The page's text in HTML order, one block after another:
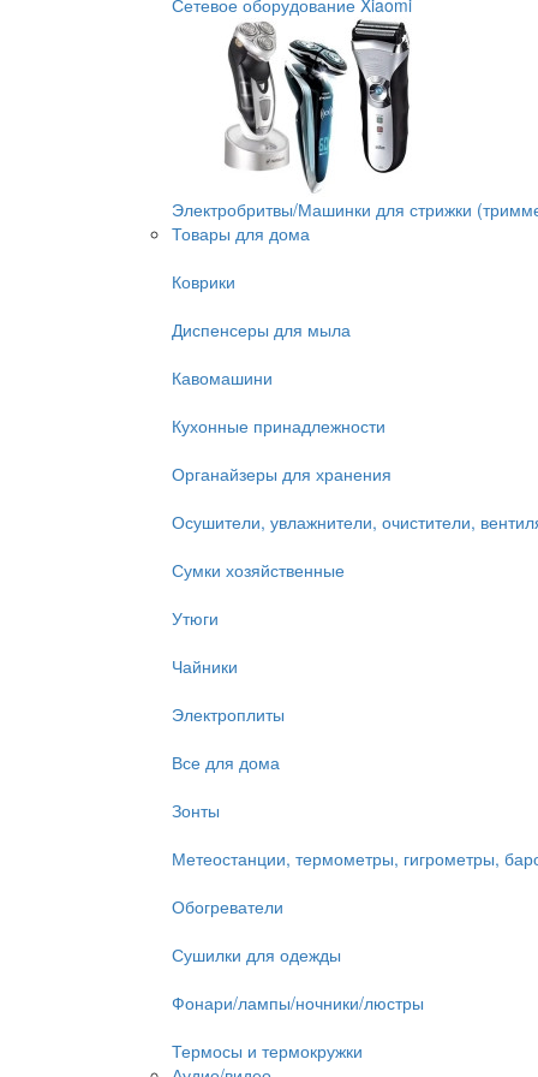
Сетевое оборудование Xiaomi
Электробритвы/Машинки для стрижки
Товары для дома
Коврики
Диспенсеры для мыла
Кавомашини
Кухонные принадлежности
Органайзеры для хранения
Осушители, увлажнители, очистители,
Сумки хозяйственные
Утюги
Чайники
Электроплиты
Все для дома
Зонты
Метеостанции, термометры, гигрометры,
Обогреватели
Сушилки для одежды
Фонари/лампы/ночники/люстры
Термосы и термокружки